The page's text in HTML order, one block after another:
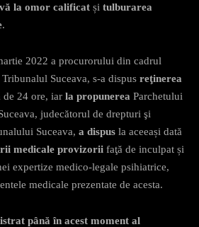
la omor calificat și tulburarea
.
2022 a procurorului din cadrul
Suceava, s-a dispus reţinerea
24 ore, iar la propunerea Parchetului
judecătorul de drepturi şi
Suceava, a dispus la aceeași dată
medicale provizorii faţă de inculpat și
expertize medico-legale psihiatrice,
medicale prezentate de acesta.
până în acest moment al